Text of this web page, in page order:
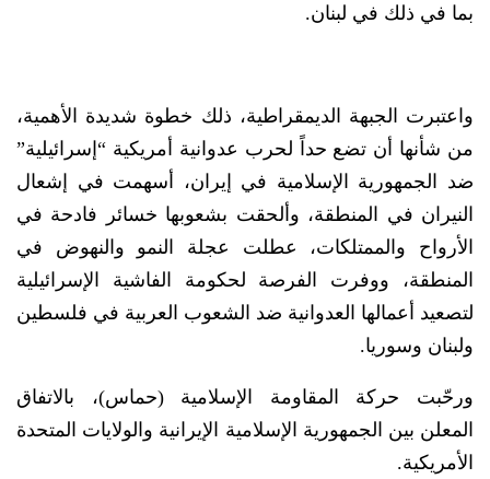
بما في ذلك في لبنان.
واعتبرت الجبهة الديمقراطية، ذلك خطوة شديدة الأهمية،
من شأنها أن تضع حداً لحرب عدوانية أمريكية “إسرائيلية”
ضد الجمهورية الإسلامية في إيران، أسهمت في إشعال
النيران في المنطقة، وألحقت بشعوبها خسائر فادحة في
الأرواح والممتلكات، عطلت عجلة النمو والنهوض في
المنطقة، ووفرت الفرصة لحكومة الفاشية الإسرائيلية
لتصعيد أعمالها العدوانية ضد الشعوب العربية في فلسطين
ولبنان وسوريا.
ورحّبت حركة المقاومة الإسلامية (حماس)، بالاتفاق
المعلن بين الجمهورية الإسلامية الإيرانية والولايات المتحدة
الأمريكية.